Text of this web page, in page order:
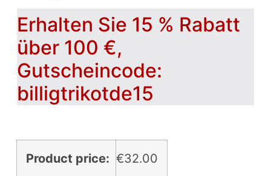
Erhalten Sie 15 % Rabatt
über 100 €,
Gutscheincode:
billigtrikotde15
Product price: €32.00